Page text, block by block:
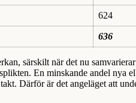
624
636
särskilt när det nu
En minskande andel nya
Därför är det angeläget att